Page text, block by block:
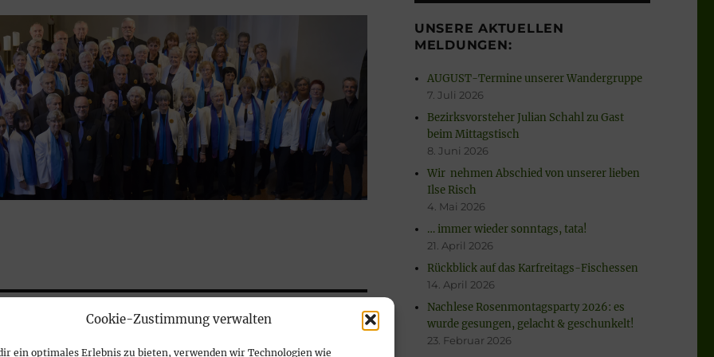
Cookie-Zustimmung verwalten
ein optimales Erlebnis zu bieten, verwenden wir Technologien wie
UNSERE AKTUELLEN
MELDUNGEN:
AUGUST-Termine unserer Wandergruppe
7. Juli 2026
Bezirksvorsteher Julian Schahl zu Gast
beim Mittagstisch
8. Juni 2026
Wir nehmen Abschied von unserer lieben
Ilse Risch
4. Mai 2026
… immer wieder sonntags, tata!
21. April 2026
Rückblick auf das Karfreitags-Fischessen
14. April 2026
Nachlese Rosenmontagsparty 2026: es
wurde gesungen, gelacht & geschunkelt!
23. Februar 2026